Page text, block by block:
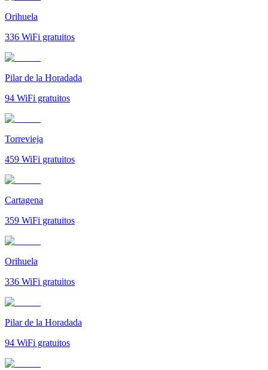
Orihuela
336 WiFi gratuitos
Pilar de la Horadada
94 WiFi gratuitos
Torrevieja
459 WiFi gratuitos
Cartagena
359 WiFi gratuitos
Orihuela
336 WiFi gratuitos
Pilar de la Horadada
94 WiFi gratuitos